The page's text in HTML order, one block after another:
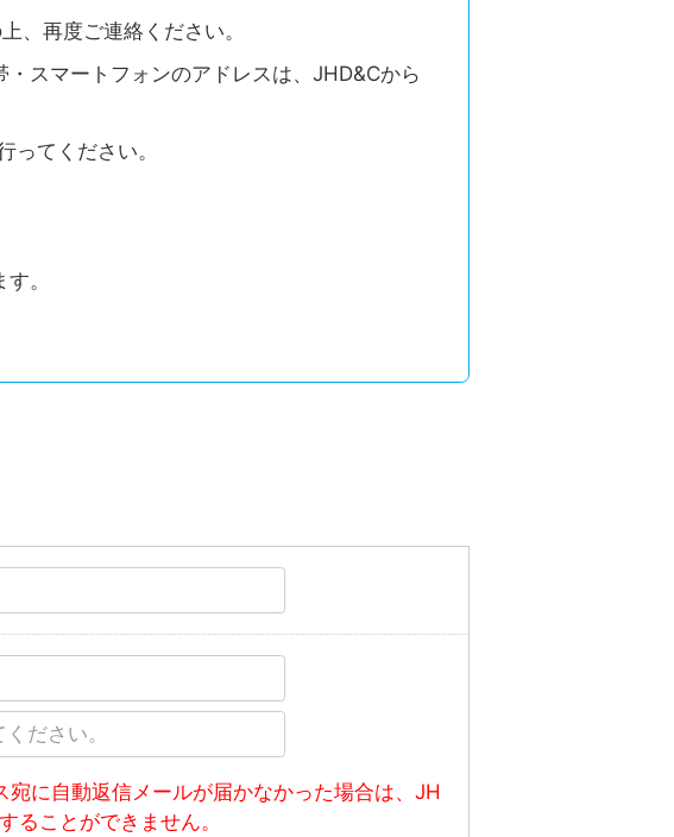
、再度ご連絡ください。
スマートフォンのアドレスは、JHD&Cから
ってください。
。
に自動返信メールが届かなかった場合は、JH
ることができません。